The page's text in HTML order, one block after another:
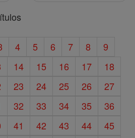
4 5 6 7 8
9
14 15 16 17
18
23 24 25 26
27
32 33 34 35
36
41 42 43 44
45